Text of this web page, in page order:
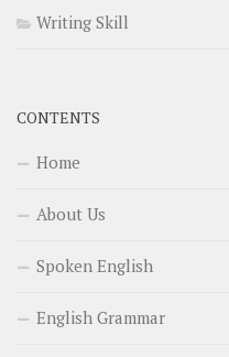
Writing Skill
CONTENTS
Home
About Us
Spoken English
English Grammar